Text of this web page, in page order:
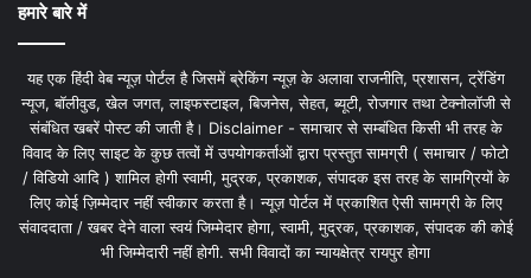
हमारे बारे में
यह एक हिंदी वेब न्यूज़ पोर्टल है जिसमें ब्रेकिंग न्यूज़ के अलावा राजनीति, प्रशासन, ट्रेंडिंग
न्यूज, बॉलीवुड, खेल जगत, लाइफस्टाइल, बिजनेस, सेहत, ब्यूटी, रोजगार तथा टेक्नोलॉजी से
संबंधित खबरें पोस्ट की जाती है। Disclaimer - समाचार से सम्बंधित किसी भी तरह के
विवाद के लिए साइट के कुछ तत्वों में उपयोगकर्ताओं द्वारा प्रस्तुत सामग्री ( समाचार / फोटो
/ विडियो आदि ) शामिल होगी स्वामी, मुद्रक, प्रकाशक, संपादक इस तरह के सामग्रियों के
लिए कोई ज़िम्मेदार नहीं स्वीकार करता है। न्यूज़ पोर्टल में प्रकाशित ऐसी सामग्री के लिए
संवाददाता / खबर देने वाला स्वयं जिम्मेदार होगा, स्वामी, मुद्रक, प्रकाशक, संपादक की कोई
भी जिम्मेदारी नहीं होगी. सभी विवादों का न्यायक्षेत्र रायपुर होगा